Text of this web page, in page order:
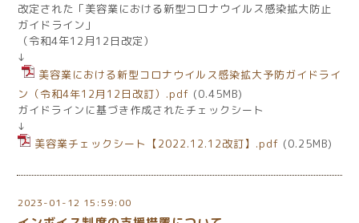
改定された「美容業における新型コロナウイルス感染拡大防止
ガイドライン」
（令和4年12月12日改定）
↓
美容業における新型コロナウイルス感染拡大予防ガイドライ
ン（令和4年12月12日改訂）.pdf (0.45MB)
ガイドラインに基づき作成されたチェックシート
↓
美容業チェックシート【2022.12.12改訂】.pdf (0.25MB)
2023-01-12 15:59:00